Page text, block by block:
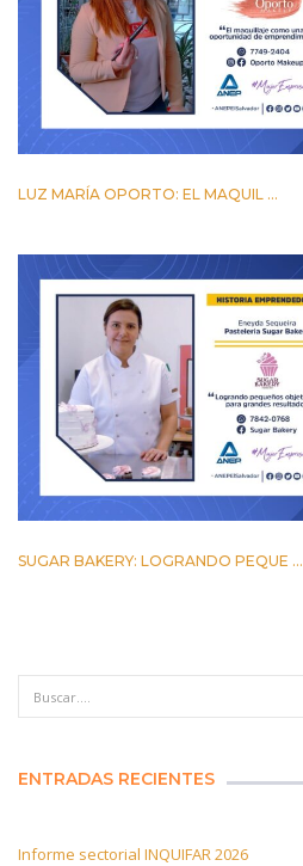
LUZ MARÍA OPORTO: EL MAQUIL ...
SUGAR BAKERY: LOGRANDO PEQUE ...
ENTRADAS RECIENTES
Informe sectorial INQUIFAR 2026